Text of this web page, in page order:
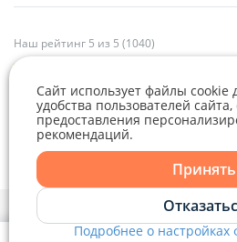
Telegram
Наш рейтинг 5 из 5 (1040)
Политика конфиденциальности,
Политика обработки файлов cookieи
Сайт использует файлы cookie
удобства пользователей
предоставления
рекомендаций.
Принять
Подробнее о настройках